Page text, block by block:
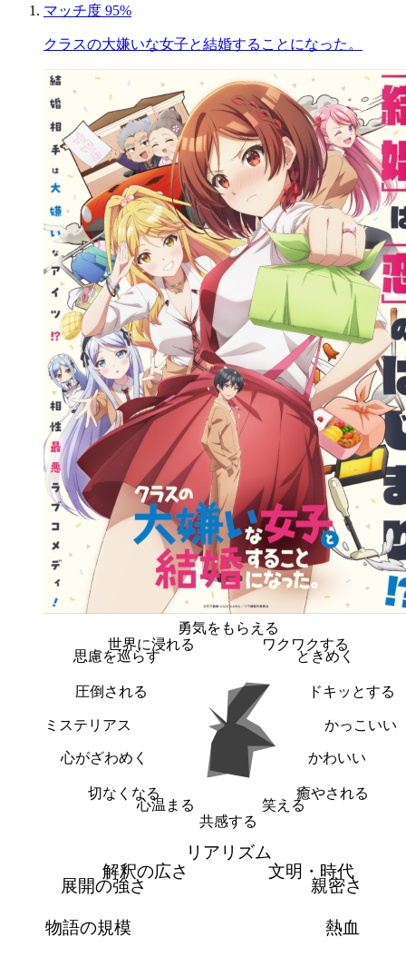
マッチ度 95%
クラスの大嫌いな女子と結婚することになった。
勇気をもらえる
ワクワクする
ときめく
ドキッとする
かっこいい
かわいい
癒やされる
笑える
共感する
心温まる
切なくなる
心がざわめく
ミステリアス
圧倒される
思慮を巡らす
世界に浸れる
リアリズム
文明・時代
親密さ
熱血
物語の規模
展開の強さ
解釈の広さ